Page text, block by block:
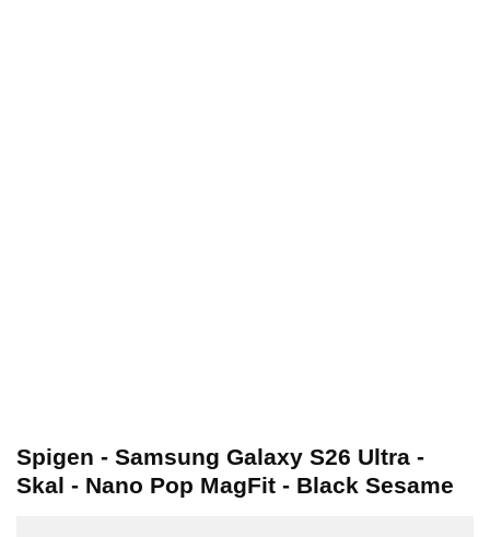
Spigen - Samsung Galaxy S26 Ultra -
Skal - Nano Pop MagFit - Black Sesame